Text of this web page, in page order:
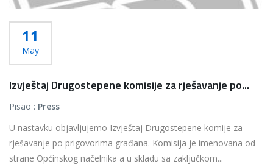
11
May
Izvještaj Drugostepene komisije za rješavanje po...
Pisao : Press
U nastavku objavljujemo Izvještaj Drugostepene komije za
rješavanje po prigovorima građana. Komisija je imenovana od
strane Općinskog načelnika a u skladu sa zaključkom...